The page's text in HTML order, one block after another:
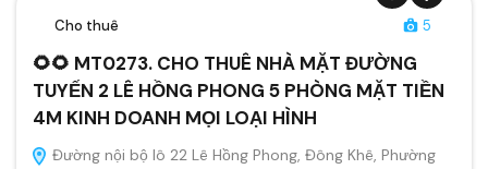
Cho thuê 5
🌻🌻 MT0273. CHO THUÊ NHÀ MẶT ĐƯỜNG
TUYẾN 2 LÊ HỒNG PHONG 5 PHÒNG MẶT TIỀN
4M KINH DOANH MỌI LOẠI HÌNH
Đường nội bộ lô 22 Lê Hồng Phong, Đông Khê, Phường